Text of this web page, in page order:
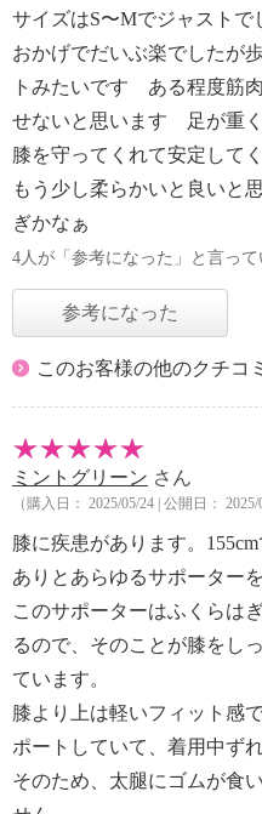
サイズはS〜Mでジャスト
おかげでだいぶ楽でしたが
トみたいです ある程度筋
せないと思います 足が重
膝を守ってくれて安定して
もう少し柔らかいと良いと
ぎかなぁ
4人が「参考になった」と言って
参考になった
このお客様の他のクチコ
ミントグリーン さん
（購入日： 2025/05/24 | 公開日： 2025/
膝に疾患があります。155cm
ありとあらゆるサポーター
このサポーターはふくらは
るので、そのことが膝をし
ています。
膝より上は軽いフィット感
ポートしていて、着用中ず
そのため、太腿にゴムが食